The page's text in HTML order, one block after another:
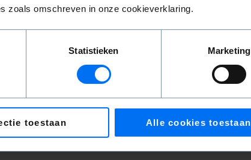
zoals omschreven in onze cookieverklaring.
Statistieken Marketing
toestaan Alle cookies toestaan
€ 250,00